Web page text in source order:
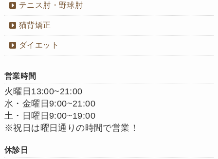
テニス肘・野球肘
猫背矯正
ダイエット
営業時間
火曜日13:00~21:00
水・金曜日9:00~21:00
土・日曜日9:00~19:00
※祝日は曜日通りの時間で営業！
休診日